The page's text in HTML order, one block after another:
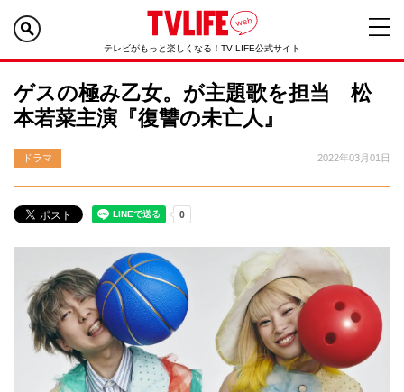
テレビがもっと楽しくなる！TV LIFE公式サイト
ゲスの極み乙女。が主題歌を担当 松
本若菜主演『復讐の未亡人』
ドラマ 2022年03月01日